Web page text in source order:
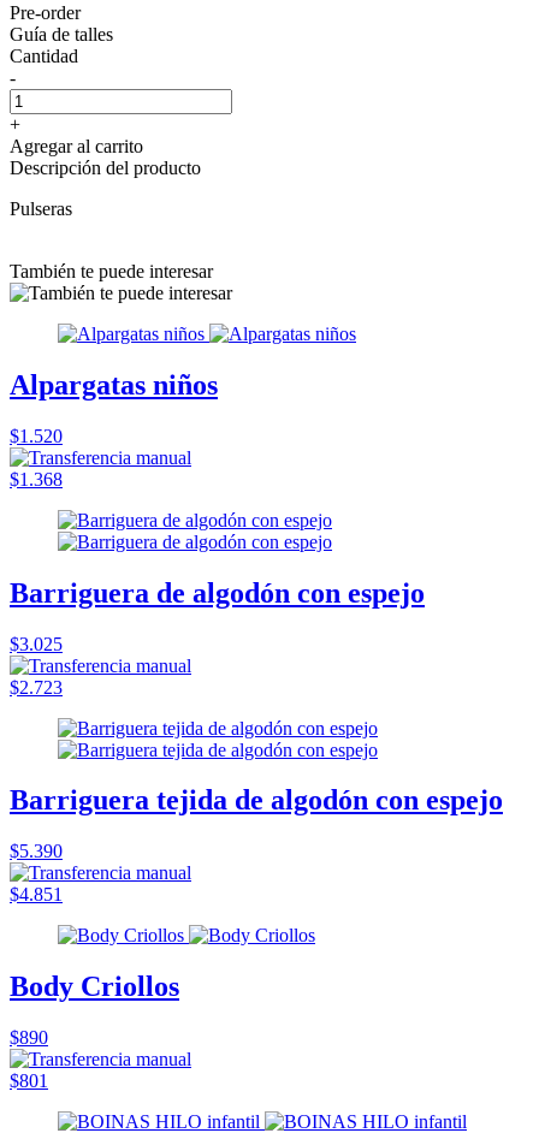
Pre-order
Guía de talles
Cantidad
-
+
Agregar al carrito
Descripción del producto
Pulseras
También te puede interesar
Alpargatas niños
$1.520
$1.368
Barriguera de algodón con espejo
$3.025
$2.723
Barriguera tejida de algodón con espejo
$5.390
$4.851
Body Criollos
$890
$801